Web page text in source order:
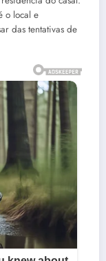
o local e
das tentativas de